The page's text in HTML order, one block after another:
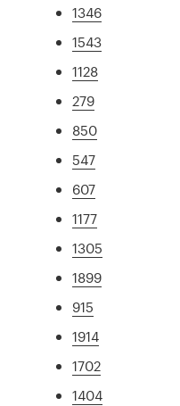
1346
1543
1128
279
850
547
607
1177
1305
1899
915
1914
1702
1404